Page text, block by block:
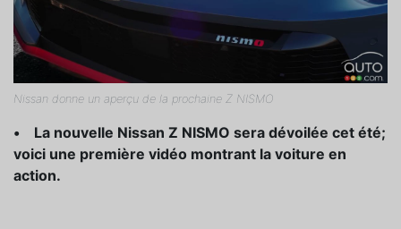
Nissan donne un aperçu de la prochaine Z NISMO
• La nouvelle Nissan Z NISMO sera dévoilée cet été;
voici une première vidéo montrant la voiture en
action.